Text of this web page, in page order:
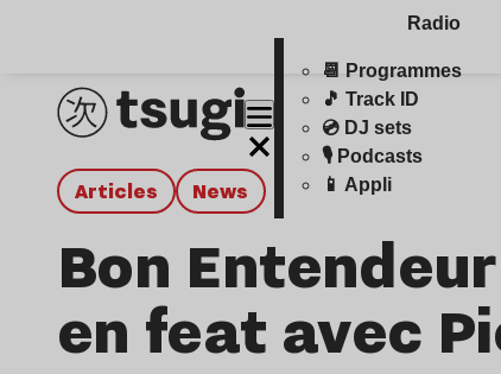
Radio
📆 Programmes
🎵 Track ID
💿 DJ sets
🎙️ Podcasts
📱 Appli
Articles news
Bon
en feat avec